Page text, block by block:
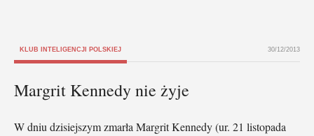
KLUB INTELIGENCJI POLSKIEJ 30/12/2013
Margrit Kennedy nie żyje
W dniu dzisiejszym zmarła Margrit Kennedy (ur. 21 listopada